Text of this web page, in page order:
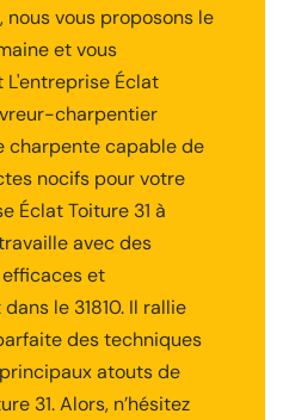
vous proposons le
et vous
Éclat
charpentier
charpente capable de
nocifs pour votre
Éclat Toiture 31 à
avec des
et
le 31810. Il rallie
des techniques
atouts de
31. Alors, n’hésitez